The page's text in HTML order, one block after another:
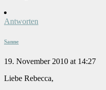
Antworten
Sanne
19. November 2010 at 14:27
Liebe Rebecca,